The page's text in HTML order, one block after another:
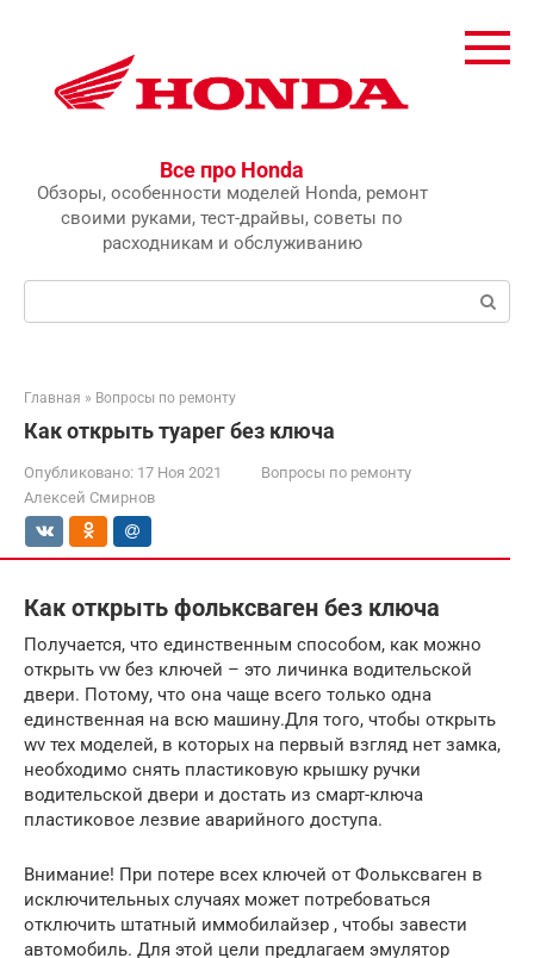
Все про Honda
Обзоры, особенности моделей Honda, ремонт
своими руками, тест-драйвы, советы по
расходникам и обслуживанию
Главная » Вопросы по ремонту
Как открыть туарег без ключа
Опубликовано: 17 Ноя 2021
Вопросы по ремонту
Алексей Смирнов
Как открыть фольксваген без ключа
Получается, что единственным способом, как можно
открыть vw без ключей – это личинка водительской
двери. Потому, что она чаще всего только одна
единственная на всю машину.Для того, чтобы открыть
wv тех моделей, в которых на первый взгляд нет замка,
необходимо снять пластиковую крышку ручки
водительской двери и достать из смарт-ключа
пластиковое лезвие аварийного доступа.
Внимание! При потере всех ключей от Фольксваген в
исключительных случаях может потребоваться
отключить штатный иммобилайзер , чтобы завести
автомобиль. Для этой цели предлагаем эмулятор